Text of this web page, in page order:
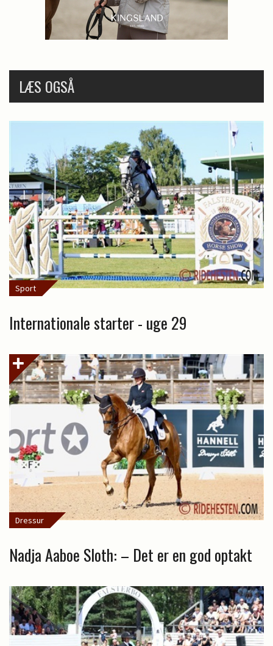
LÆS OGSÅ
Sport
Internationale starter - uge 29
Dressur
Nadja Aaboe Sloth: – Det er en god optakt